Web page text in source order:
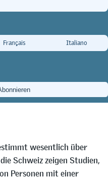
doi.org/10.64829/5382
ist in
oft von
wesentlich über
Schweiz zeigen Studien,
Personen mit einer
Français Italiano